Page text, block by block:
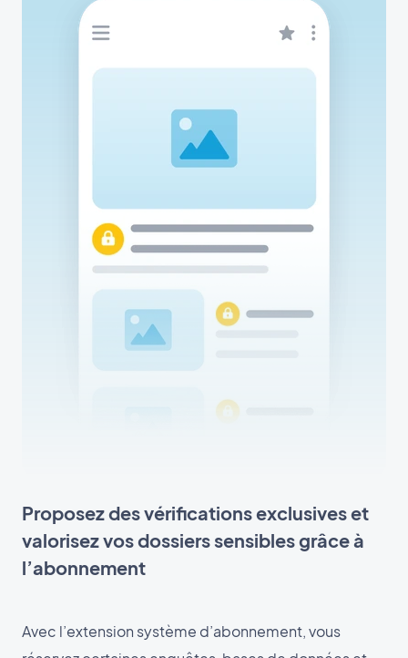
Proposez des vérifications exclusives et
valorisez vos dossiers sensibles grâce à
l’abonnement
Avec l’extension système d’abonnement, vous